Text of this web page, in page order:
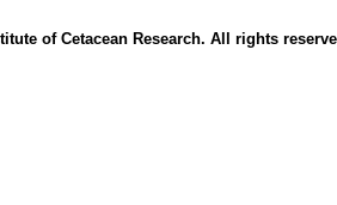
of Cetacean Research. All rights